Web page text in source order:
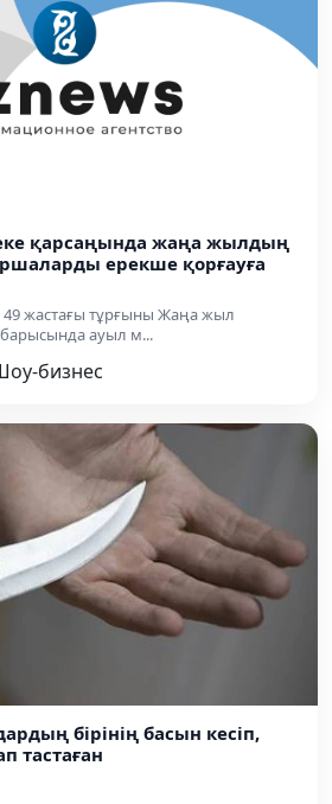
қарсаңында жаңа жылдың
ерекше қорғауға
жастағы тұрғыны Жаңа жыл
ауыл м...
бизнес
бірінің басын кесіп,
тастаған